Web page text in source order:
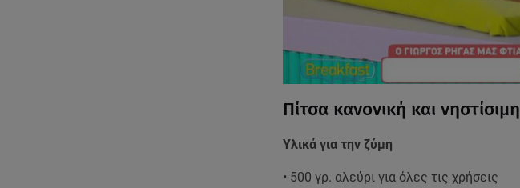
Πίτσα κανονική και νηστίσιμη
Υλικά για την ζύμη
• 500 γρ. αλεύρι για όλες τις χρήσεις